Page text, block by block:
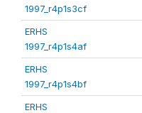
1997_r4p1s3cf
ERHS
1997_r4p1s4af
ERHS
1997_r4p1s4bf
ERHS